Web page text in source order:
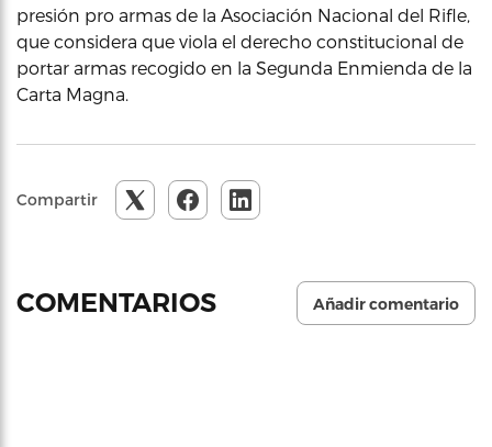
presión pro armas de la Asociación Nacional del Rifle,
que considera que viola el derecho constitucional de
portar armas recogido en la Segunda Enmienda de la
Carta Magna.
Compartir
COMENTARIOS Añadir comentario